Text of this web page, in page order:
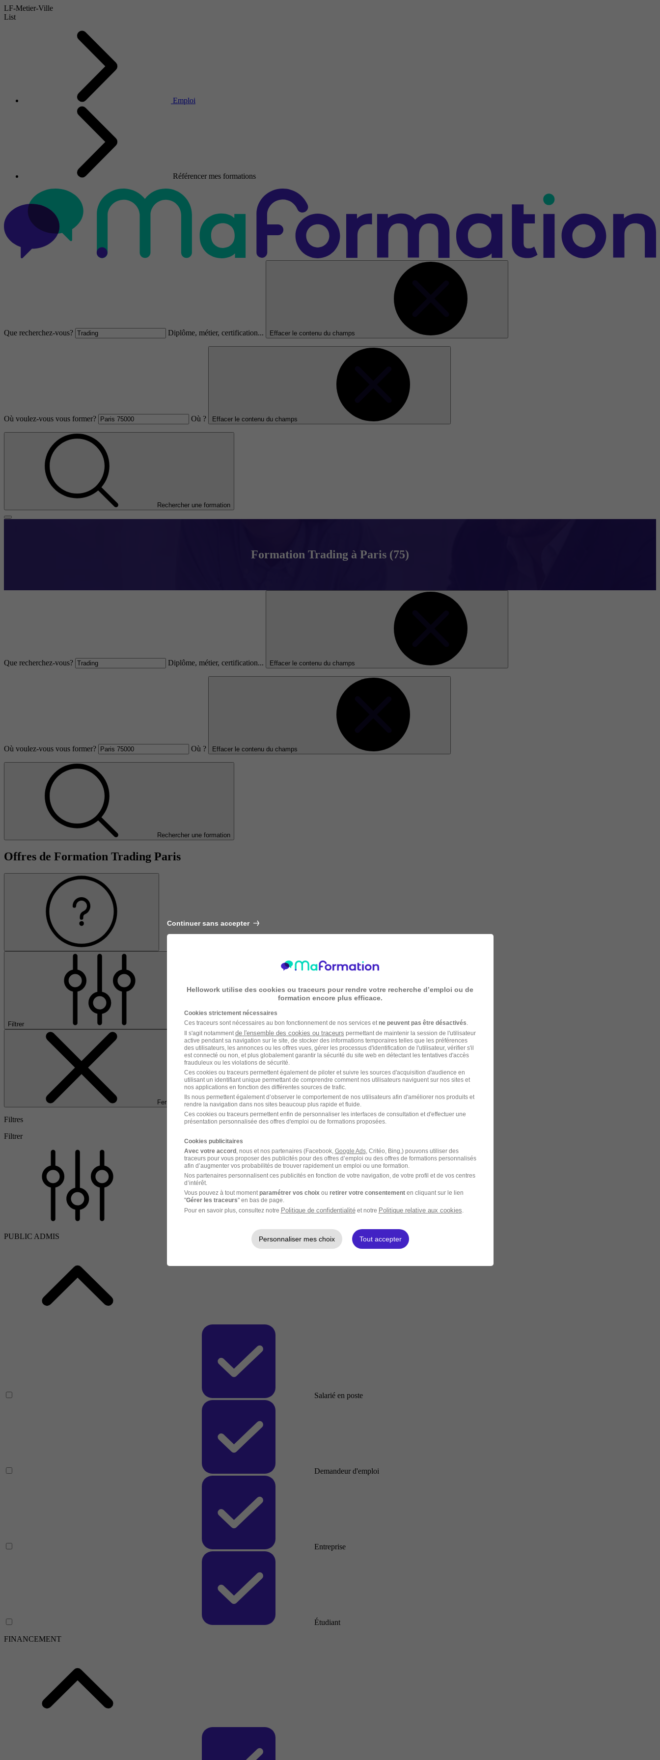
LF-Metier-Ville
List
Emploi
Référencer mes formations
Que recherchez-vous? Diplôme, métier, certification... Effacer le contenu du champs
Où voulez-vous vous former? Où ? Effacer le contenu du champs
Rechercher une formation
Formation Trading à Paris (75)
Que recherchez-vous? Diplôme, métier, certification... Effacer le contenu du champs
Où voulez-vous vous former? Où ? Effacer le contenu du champs
Rechercher une formation
Offres de Formation Trading Paris
Filtrer
Fermer
Filtres
Filtrer
PUBLIC ADMIS
Salarié en poste
Demandeur d'emploi
Entreprise
Étudiant
FINANCEMENT
Continuer sans accepter
Hellowork utilise des cookies ou traceurs pour rendre votre recherche d’emploi ou de
formation encore plus efficace.
Cookies strictement nécessaires
Ces traceurs sont nécessaires au bon fonctionnement de nos services et ne peuvent pas être désactivés
Il s'agit notamment de l'ensemble des cookies ou traceurs permettant de maintenir la session de l'utilisateur
active pendant sa navigation sur le site, de stocker des informations temporaires telles que les préférences
des utilisateurs, les annonces ou les offres vues, gérer les processus d'identification de l'utilisateur, vérifier s'il
est connecté ou non, et plus globalement garantir la sécurité du site web en détectant les tentatives d'accès
frauduleux ou les violations de sécurité.
Ces cookies ou traceurs permettent également de piloter et suivre les sources d'acquisition d'audience en
utilisant un identifiant unique permettant de comprendre comment nos utilisateurs naviguent sur nos sites et
nos applications en fonction des différentes sources de trafic.
Ils nous permettent également d’observer le comportement de nos utilisateurs afin d'améliorer nos produits et
rendre la navigation dans nos sites beaucoup plus rapide et fluide.
Ces cookies ou traceurs permettent enfin de personnaliser les interfaces de consultation et d'effectuer une
présentation personnalisée des offres d'emploi ou de formations proposées.
Cookies publicitaires
Avec votre accord, nous et nos partenaires (Facebook, Google Ads, Critéo, Bing,) pouvons utiliser des
traceurs pour vous proposer des publicités pour des offres d’emploi ou des offres de formations personnalisés
afin d’augmenter vos probabilités de trouver rapidement un emploi ou une formation.
Nos partenaires personnalisent ces publicités en fonction de votre navigation, de votre profil et de vos centres
d’intérêt.
Vous pouvez à tout moment paramétrer vos choix ou retirer votre consentementen cliquant sur le lien
"Gérer les traceurs" en bas de page.
Pour en savoir plus, consultez notre Politique de confidentialitéet notre Politique relative aux cookies
Personnaliser mes choix Tout accepter